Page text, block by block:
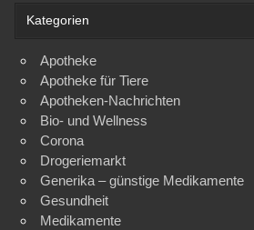
Kategorien
Apotheke
Apotheke für Tiere
Apotheken-Nachrichten
Bio- und Wellness
Corona
Drogeriemarkt
Generika – günstige Medikamente
Gesundheit
Medikamente